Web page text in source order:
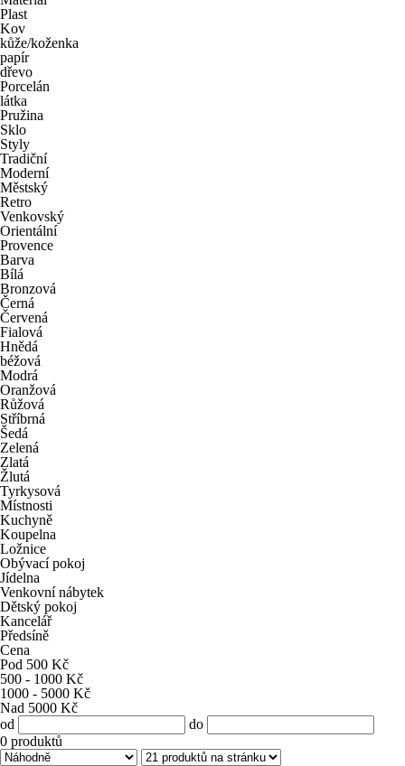
Plast
Kov
kůže/koženka
papír
dřevo
Porcelán
látka
Pružina
Sklo
Styly
Tradiční
Moderní
Městský
Retro
Venkovský
Orientální
Provence
Barva
Bílá
Bronzová
Černá
Červená
Fialová
Hnědá
béžová
Modrá
Oranžová
Růžová
Stříbrná
Šedá
Zelená
Zlatá
Žlutá
Tyrkysová
Místnosti
Kuchyně
Koupelna
Ložnice
Obývací pokoj
Jídelna
Venkovní nábytek
Dětský pokoj
Kancelář
Předsíně
Cena
Pod 500 Kč
500 - 1000 Kč
1000 - 5000 Kč
Nad 5000 Kč
od
do
0 produktů